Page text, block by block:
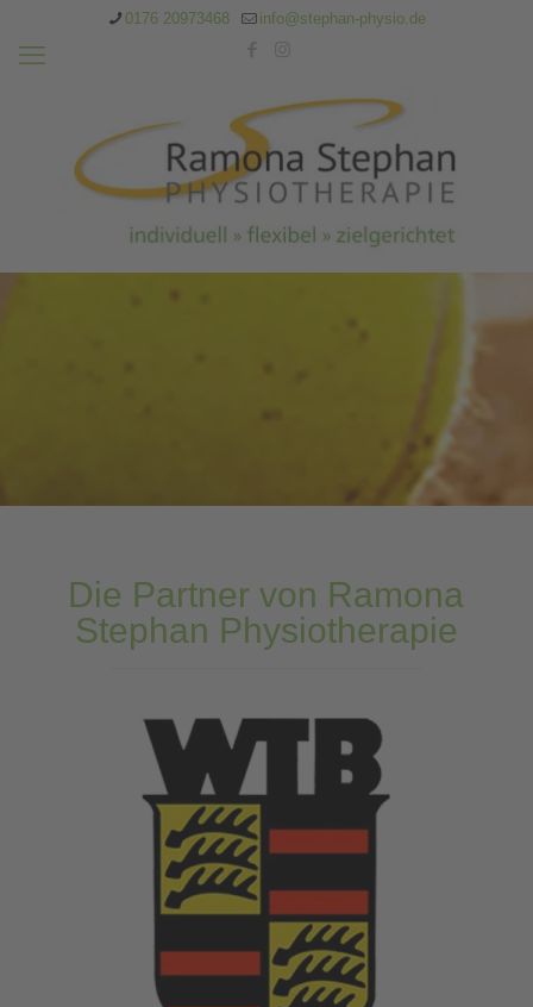
0176 20973468 info@stephan-physio.de
Die Partner von Ramona
Stephan Physiotherapie